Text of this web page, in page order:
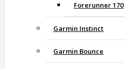
Forerunner 170
Garmin Instinct
Garmin Bounce